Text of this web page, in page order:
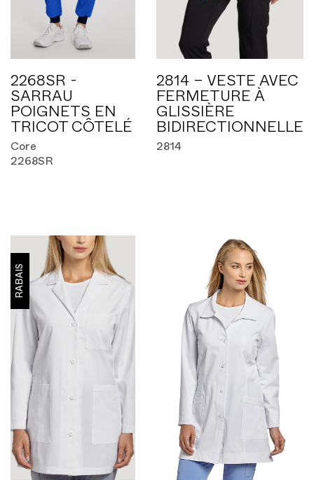
2268SR -
SARRAU
POIGNETS EN
TRICOT CÔTELÉ
Core
2268SR
2814 – VESTE AVEC
FERMETURE À
GLISSIÈRE
BIDIRECTIONNELLE
2814
RABAIS